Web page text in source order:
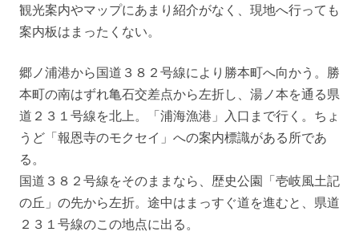
観光案内やマップにあまり紹介がなく、現地へ行っても
案内板はまったくない。
郷ノ浦港から国道３８２号線により勝本町へ向かう。勝
本町の南はずれ亀石交差点から左折し、湯ノ本を通る県
道２３１号線を北上。「浦海漁港」入口まで行く。ちょ
うど「報恩寺のモクセイ」への案内標識がある所であ
る。
国道３８２号線をそのままなら、歴史公園「壱岐風土記
の丘」の先から左折。途中はまっすぐ道を進むと、県道
２３１号線のこの地点に出る。